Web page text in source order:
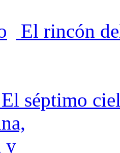
El rincón
El séptimo